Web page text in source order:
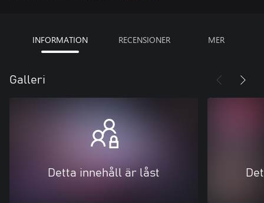
INFORMATION RECENSIONER MER
Galleri
Detta innehåll är låst